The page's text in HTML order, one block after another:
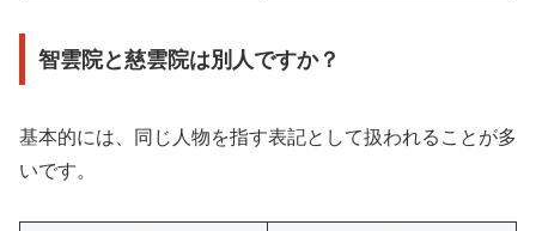
智雲院と慈雲院は別人ですか？
基本的には、同じ人物を指す表記として扱われることが多
いです。